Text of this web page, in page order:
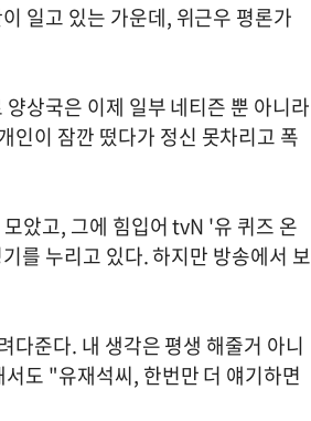
일고 있는 가운데, 위근우 평론가
상국은 이제 일부 네티즌 뿐 아니라
인이 잠깐 떴다가 정신 못차리고 폭
았고, 그에 힘입어 tvN '유 퀴즈 온
를 누리고 있다. 하지만 방송에서 보
준다. 내 생각은 평생 해줄거 아니
도 "유재석씨, 한번만 더 얘기하면